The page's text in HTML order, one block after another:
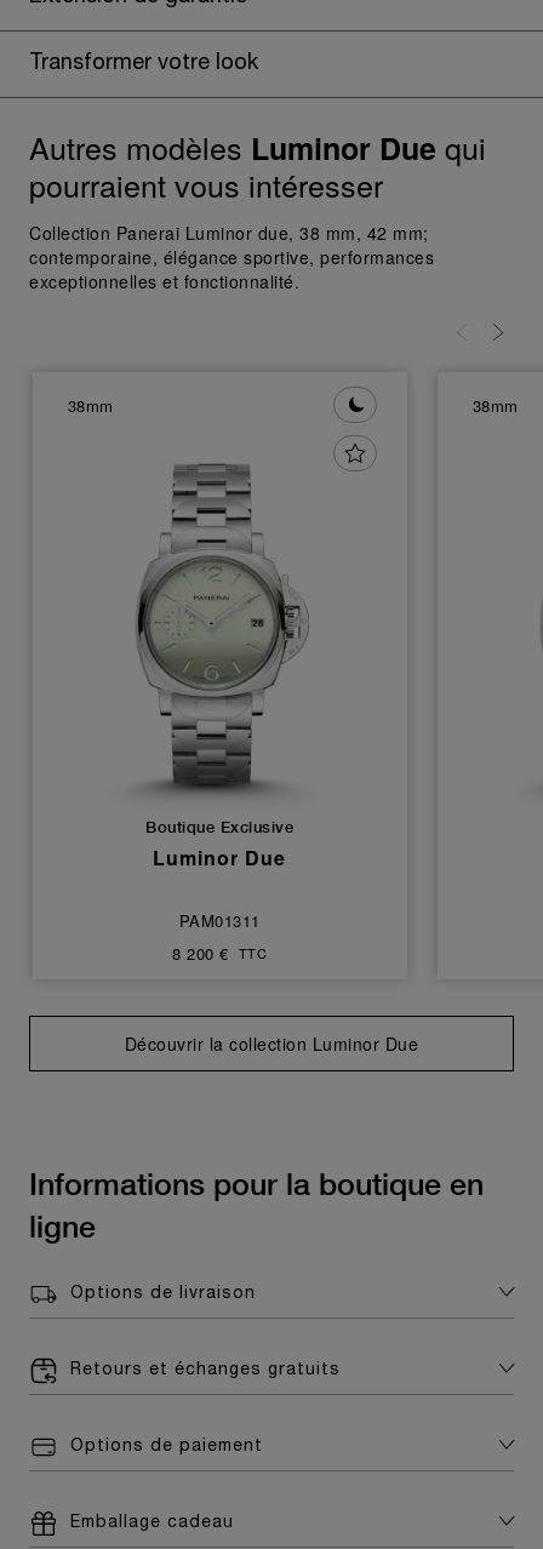
Transformer votre look
Autres modèles Luminor Due qui
pourraient vous intéresser
Collection Panerai Luminor due, 38 mm, 42 mm;
contemporaine, élégance sportive, performances
exceptionnelles et fonctionnalité.
38mm
Boutique Exclusive
Luminor Due
PAM01311
8 200 € TTC
38mm
Découvrir la collection Luminor Due
Informations pour la boutique en
ligne
Options de livraison
Retours et échanges gratuits
Options de paiement
Emballage cadeau
En cliquant sur « Tout refuser », vous
donnez votre consentement uniquement